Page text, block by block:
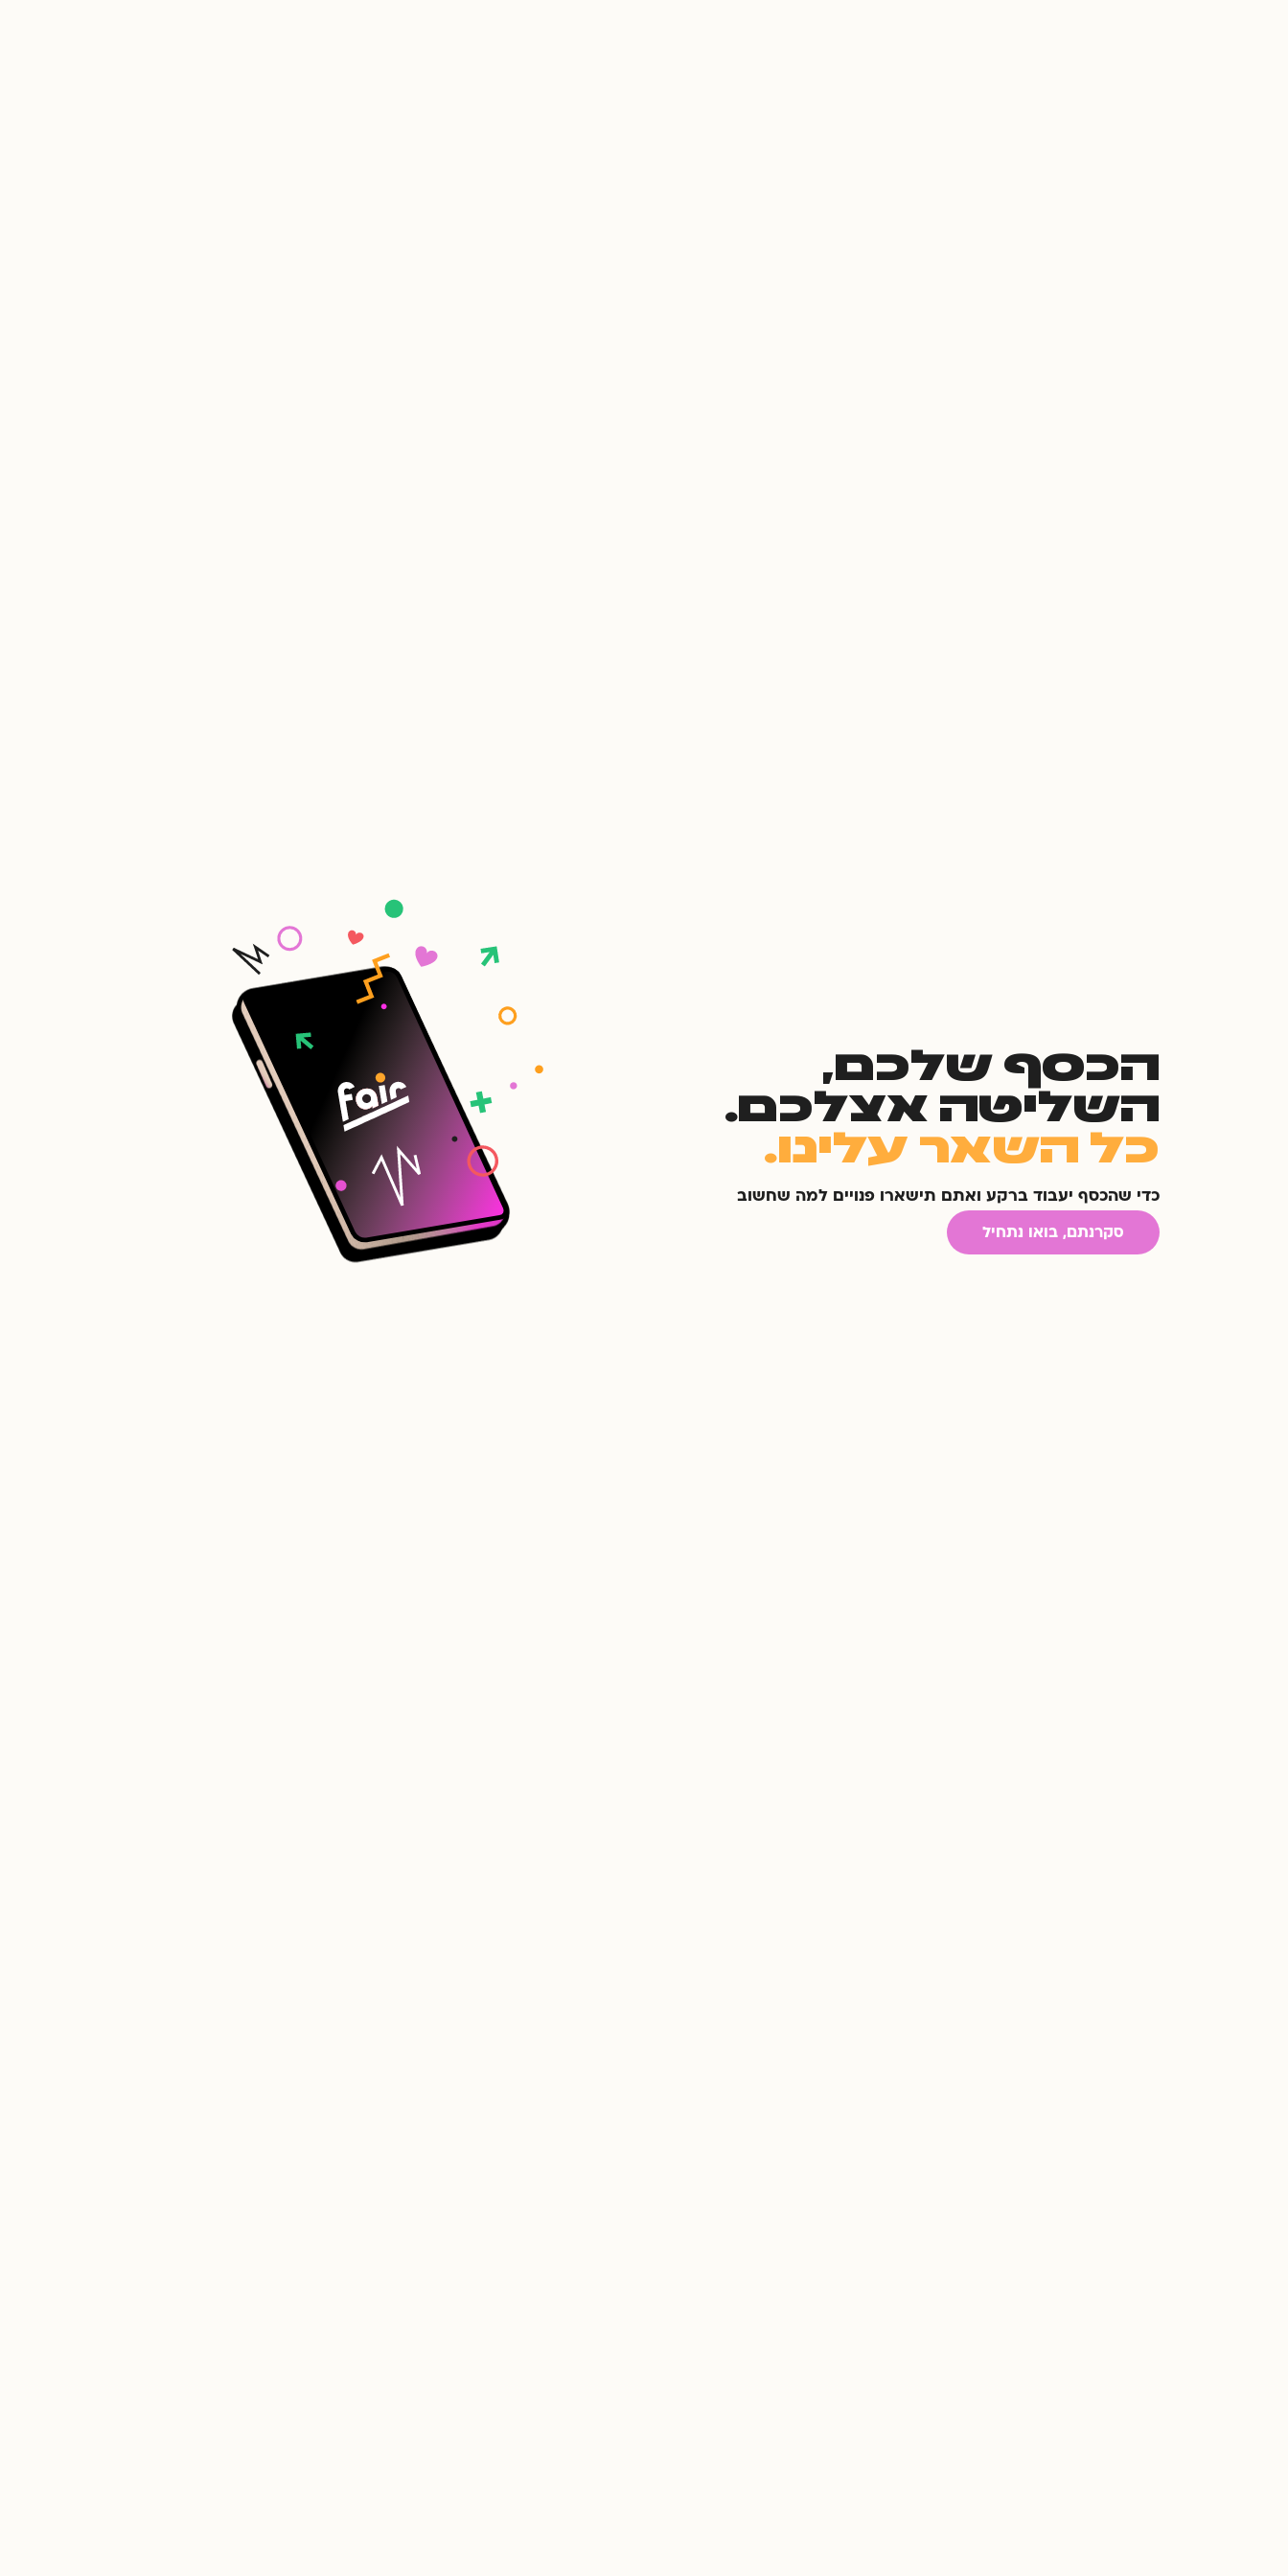
הכסף שלכם,
השליטה אצלכם.
כל השאר עלינו.
כדי שהכסף יעבוד ברקע ואתם תישארו פנויים למה שחשוב
סקרנתם, בואו נתחיל